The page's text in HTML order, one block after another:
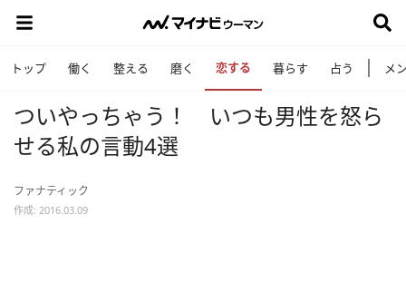
トップ 働く 整える 磨く 恋する 暮らす 占う メ
ついやっちゃう！ いつも男性を怒ら
せる私の言動4選
ファナティック
作成: 2016.03.09